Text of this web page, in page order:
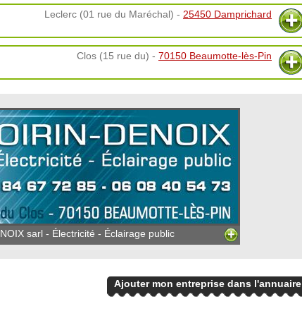
Leclerc (01 rue du Maréchal) - 25450 Damprichard
Clos (15 rue du) - 70150 Beaumotte-lès-Pin
sarl - Électricité - Éclairage public
Ajouter mon entreprise dans l'annuaire